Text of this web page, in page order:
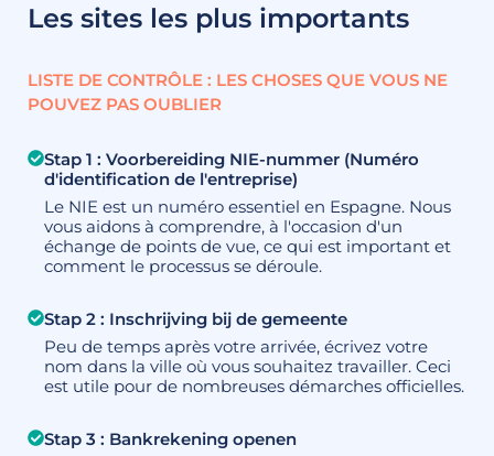
Les sites les plus importants
LISTE DE CONTRÔLE : LES CHOSES QUE VOUS NE
POUVEZ PAS OUBLIER
Stap 1 : Voorbereiding NIE-nummer (Numéro
d'identification de l'entreprise)
Le NIE est un numéro essentiel en Espagne. Nous
vous aidons à comprendre, à l'occasion d'un
échange de points de vue, ce qui est important et
comment le processus se déroule.
Stap 2 : Inschrijving bij de gemeente
Peu de temps après votre arrivée, écrivez votre
nom dans la ville où vous souhaitez travailler. Ceci
est utile pour de nombreuses démarches officielles.
Stap 3 : Bankrekening openen